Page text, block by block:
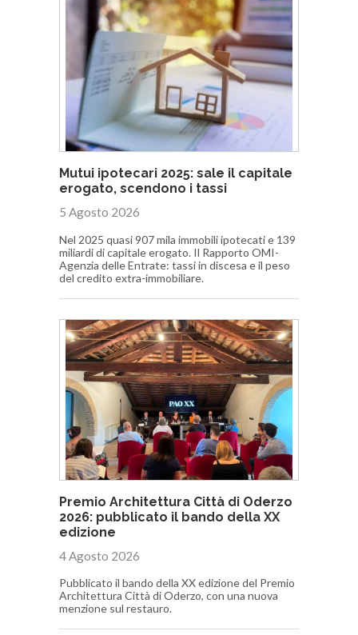
Mutui ipotecari 2025: sale il capitale
erogato, scendono i tassi
5 Agosto 2026
Nel 2025 quasi 907 mila immobili ipotecati e 139
miliardi di capitale erogato. Il Rapporto OMI-
Agenzia delle Entrate: tassi in discesa e il peso
del credito extra-immobiliare.
Premio Architettura Città di Oderzo
2026: pubblicato il bando della XX
edizione
4 Agosto 2026
Pubblicato il bando della XX edizione del Premio
Architettura Città di Oderzo, con una nuova
menzione sul restauro.